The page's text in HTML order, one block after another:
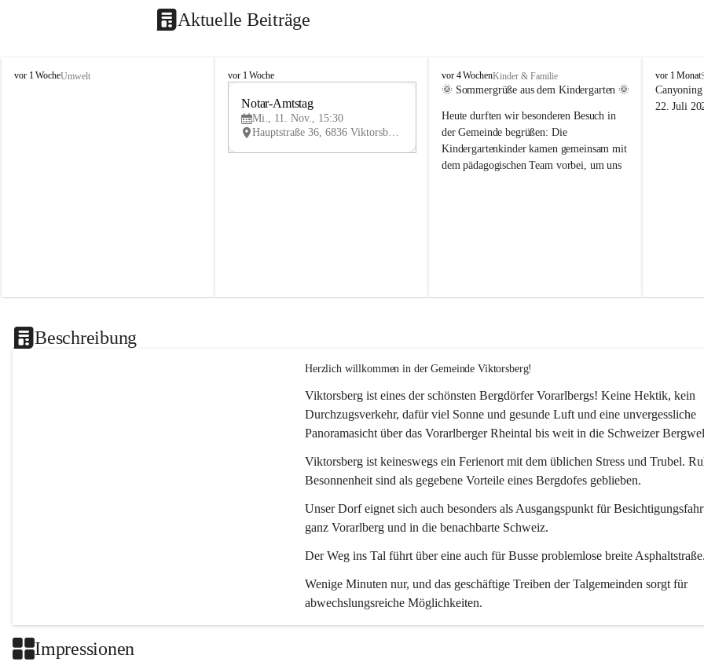
Aktuelle Beiträge
V
vor 1 WocheUmwelt
V
vor 1 Woche
V
Notar-Amtstag
Mi., 11. Nov., 15:30
Hauptstraße 36, 6836 Viktorsberg, AUT
V
i
t
o
r
s
vor 4 WochenKinder & Familie
🌞 Sommergrüße aus dem Kindergarten 🌞
Heute durften wir besonderen Besuch in
der Gemeinde begrüßen: Die
Kindergartenkinder kamen gemeinsam mit
dem pädagogischen Team vorbei, um uns
V
i
k
vor 1 Monat
22. Juli
Beschreibung
Herzlich willkommen in der Gemeinde Viktorsberg!
Viktorsberg ist eines der schönsten Bergdörfer Vorarlbergs! Keine Hektik, kein
Durchzugsverkehr, dafür viel Sonne und gesunde Luft und eine unvergessliche
Panoramasicht über das Vorarlberger Rheintal bis weit in die Schweizer
Viktorsberg ist keineswegs ein Ferienort mit dem üblichen Stress und Trubel.
Besonnenheit sind als gegebene Vorteile eines Bergdofes geblieben.
Unser Dorf eignet sich auch besonders als Ausgangspunkt für
ganz Vorarlberg und in die benachbarte Schweiz.
Der Weg ins Tal führt über eine auch für Busse problemlose breite
Wenige Minuten nur, und das geschäftige Treiben der Talgemeinden sorgt für
abwechslungsreiche Möglichkeiten.
Impressionen